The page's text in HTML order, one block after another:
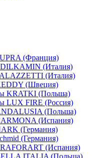
(Франция)
(Италия)
(Италия)
(Швеция)
KRATKI (Польша)
LUX FIRE (Россия)
(Польша)
(Испания)
(Германия)
(Германия)
(Испания)
ITALIA (Польша)